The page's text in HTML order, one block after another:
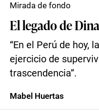
El legado de
“En el Perú de hoy,
ejercicio de
trascendencia”.
Mirada de fondo
Mabel Huertas